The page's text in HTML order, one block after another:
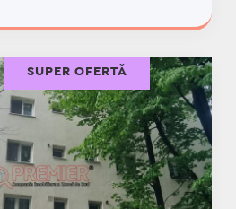
SUPER OFERTĂ